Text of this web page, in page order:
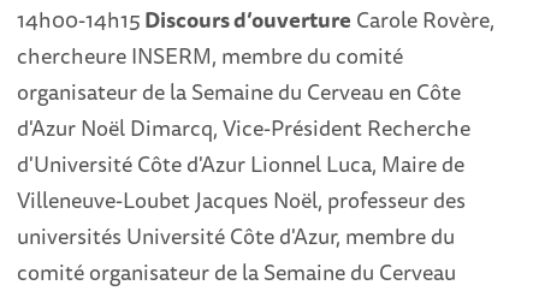
14h00-14h15Discours d’ouverture Carole Rovère,
chercheure INSERM, membre du comité
organisateur de la Semaine du Cerveau en Côte
d'Azur Noël Dimarcq, Vice-Président Recherche
d'Université Côte d'Azur Lionnel Luca, Maire de
Villeneuve-Loubet Jacques Noël, professeur des
universités Université Côte d'Azur, membre du
comité organisateur de la Semaine du Cerveau